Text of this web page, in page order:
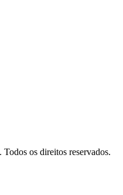
os direitos reservados.